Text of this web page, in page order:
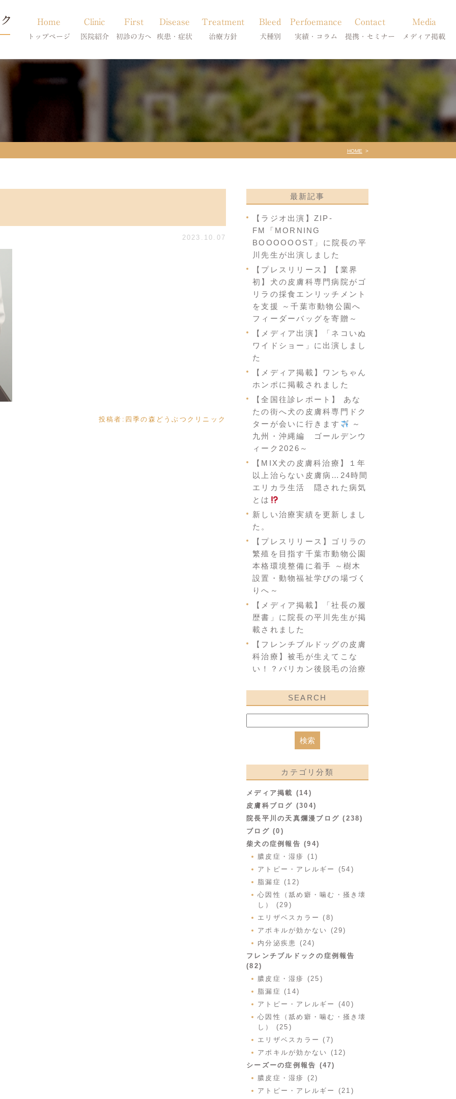
Home
トップページ
Clinic
医院紹介
当院のご紹介
First
初診の方へ
Disease
疾患・症状
アトピー・アレルギー
膿皮症・脂漏症
脱毛症・アロペシアX
Treatment
治療方針
皮膚科特別診療
スキンケア療法
Bleed
犬種別
柴犬の皮膚病
シーズーの皮膚病
フレンチブルドッグの皮膚病
Perfoemance
実績・コラム
犬種別
症状別
Contact
提携・セミナー
診療提携・セミナー開催
Media
メディア掲載
メディア掲載
HOME
2023.10.07
投稿者: 四季の森どうぶつクリニック
最新記事
【ラジオ出演】ZIP-
FM「MORNING
BOOOOOOST」に院長の平
川先生が出演しました
【プレスリリース】【業界
初】犬の皮膚科専門病院がゴ
リラの採食エンリッチメント
を支援 ～千葉市動物公園へ
フィーダーバッグを寄贈～
【メディア出演】「ネコいぬ
ワイドショー」に出演しまし
た
【メディア掲載】ワンちゃん
ホンポに掲載されました
【全国往診レポート】 あな
たの街へ犬の皮膚科専門ドク
ターが会いに行きます
～
九州・沖縄編 ゴールデンウ
ィーク2026～
【MIX犬の皮膚科治療】１年
以上治らない皮膚病…24時間
エリカラ生活 隠された病気
とは
新しい治療実績を更新しまし
た。
【プレスリリース】ゴリラの
繁殖を目指す千葉市動物公園
本格環境整備に着手 ～樹木
設置・動物福祉学びの場づく
りへ～
【メディア掲載】「社長の履
歴書」に院長の平川先生が掲
載されました
【フレンチブルドッグの皮膚
科治療】被毛が生えてこな
い！？バリカン後脱毛の治療
SEARCH
カテゴリ分類
メディア掲載 (14)
皮膚科ブログ (304)
院長平川の天真爛漫ブログ (238)
ブログ (0)
柴犬の症例報告 (94)
膿皮症・湿疹 (1)
アトピー・アレルギー (54)
脂漏症 (12)
心因性（舐め癖・噛む・掻き壊
し） (29)
エリザベスカラー (8)
アポキルが効かない (29)
内分泌疾患 (24)
フレンチブルドックの症例報告
(82)
膿皮症・湿疹 (25)
脂漏症 (14)
アトピー・アレルギー (40)
心因性（舐め癖・噛む・掻き壊
し） (25)
エリザベスカラー (7)
アポキルが効かない (12)
シーズーの症例報告 (47)
膿皮症・湿疹 (2)
アトピー・アレルギー (21)